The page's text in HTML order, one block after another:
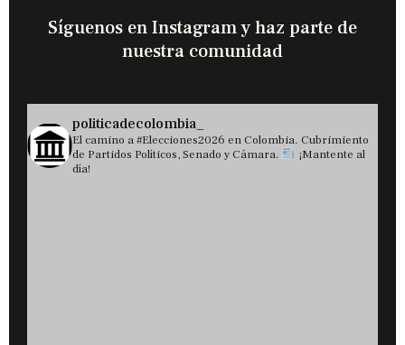
Síguenos en Instagram y haz parte de
nuestra comunidad
politicadecolombia_
El camino a #Elecciones2026 en Colombia. Cubrimiento
de Partidos Políticos, Senado y Cámara.
¡Mantente al
día!